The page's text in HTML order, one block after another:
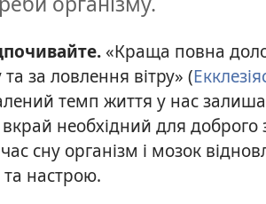
«Краща повна
за ловлення вітру» (
темп життя у нас
необхідний для доброго
сну організм і мозок
та настрою.